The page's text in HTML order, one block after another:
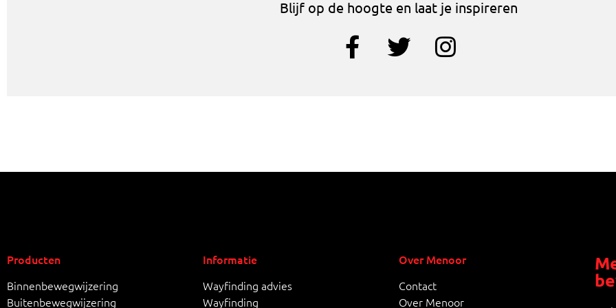
Blijf op de hoogte en laat je inspireren
Producten
Binnenbewegwijzering
Buitenbewegwijzering
Informatie
Wayfinding advies
Wayfinding
Over Menoor
Contact
Over Menoor